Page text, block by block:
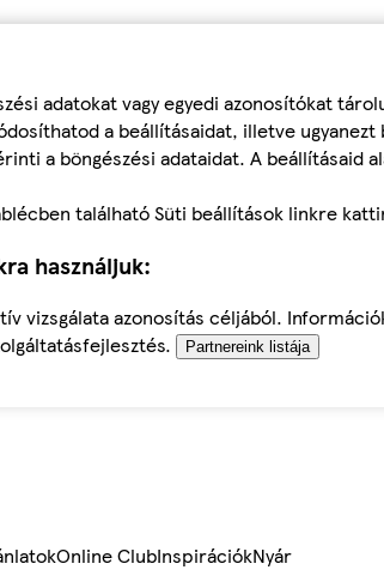
adatokat vagy egyedi azonosítókat
a beállításaidat, illetve
a böngészési adataidat. A beállításaid
található Süti beállítások linkre
használjuk:
vizsgálata azonosítás céljából.
Partnereink listája
Online ClubInspirációkNyár